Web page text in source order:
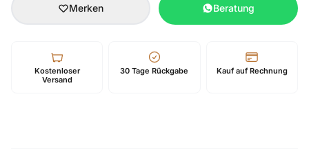
Merken Beratung
Kostenloser
Versand
30 Tage Rückgabe Kauf auf Rechnung